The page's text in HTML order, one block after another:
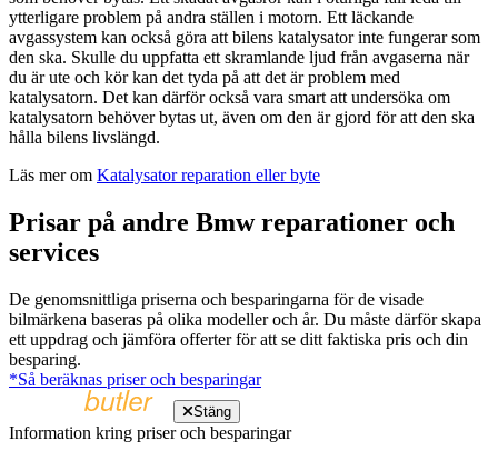
ytterligare problem på andra ställen i motorn. Ett läckande
avgassystem kan också göra att bilens katalysator inte fungerar som
den ska. Skulle du uppfatta ett skramlande ljud från avgaserna när
du är ute och kör kan det tyda på att det är problem med
katalysatorn. Det kan därför också vara smart att undersöka om
katalysatorn behöver bytas ut, även om den är gjord för att den ska
hålla bilens livslängd.
Läs mer om Katalysator reparation eller byte
Prisar på andre Bmw reparationer och
services
De genomsnittliga priserna och besparingarna för de visade
bilmärkena baseras på olika modeller och år. Du måste därför skapa
ett uppdrag och jämföra offerter för att se ditt faktiska pris och din
besparing.
*Så beräknas priser och besparingar
Stäng
Information kring priser och besparingar